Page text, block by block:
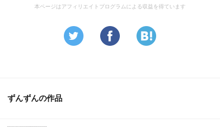
本ページはアフィリエイトプログラムによる収益を得ています
ずんずんの作品